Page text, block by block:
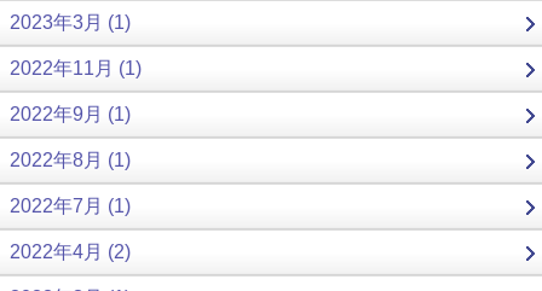
2023年3月 (1)
2022年11月 (1)
2022年9月 (1)
2022年8月 (1)
2022年7月 (1)
2022年4月 (2)